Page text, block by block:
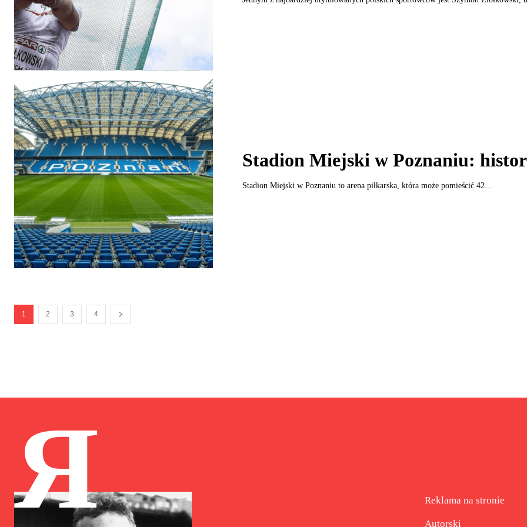
Stadion Miejski w Poznaniu:
Stadion Miejski w Poznaniu to arena piłkarska, która może pomieścić 42...
1 2 3 4
Я Reklama na stronie
Autorski